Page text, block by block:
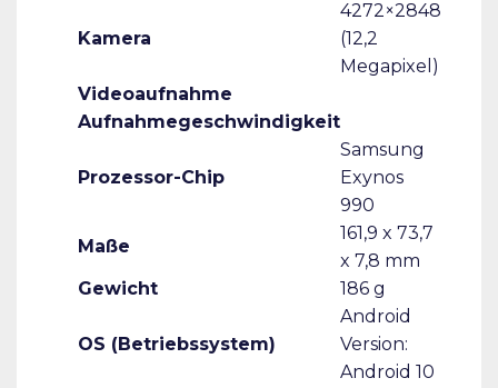
Kamera
4272×2848
(12,2
Megapixel)
Videoaufnahme
Aufnahmegeschwindigkeit
Prozessor-Chip
Samsung
Exynos
990
Maße
161,9 x 73,7
x 7,8 mm
Gewicht
186 g
OS (Betriebssystem)
Android
Version:
Android 10